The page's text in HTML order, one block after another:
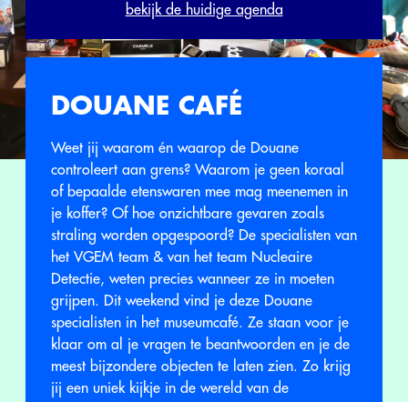
bekijk de huidige agenda
DOUANE CAFÉ
Weet jij waarom én waarop de Douane
controleert aan grens? Waarom je geen koraal
of bepaalde etenswaren mee mag meenemen in
je koffer? Of hoe onzichtbare gevaren zoals
straling worden opgespoord? De specialisten van
het VGEM team & van het team Nucleaire
Detectie, weten precies wanneer ze in moeten
grijpen. Dit weekend vind je deze Douane
specialisten in het museumcafé. Ze staan voor je
klaar om al je vragen te beantwoorden en je de
meest bijzondere objecten te laten zien. Zo krijg
jij een uniek kijkje in de wereld van de